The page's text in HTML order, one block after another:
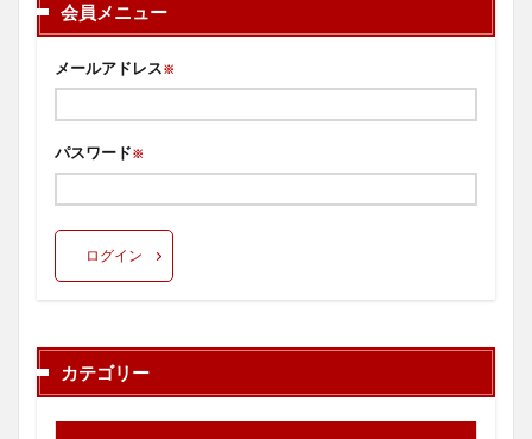
会員メニュー
メールアドレス※
パスワード※
ログイン
カテゴリー